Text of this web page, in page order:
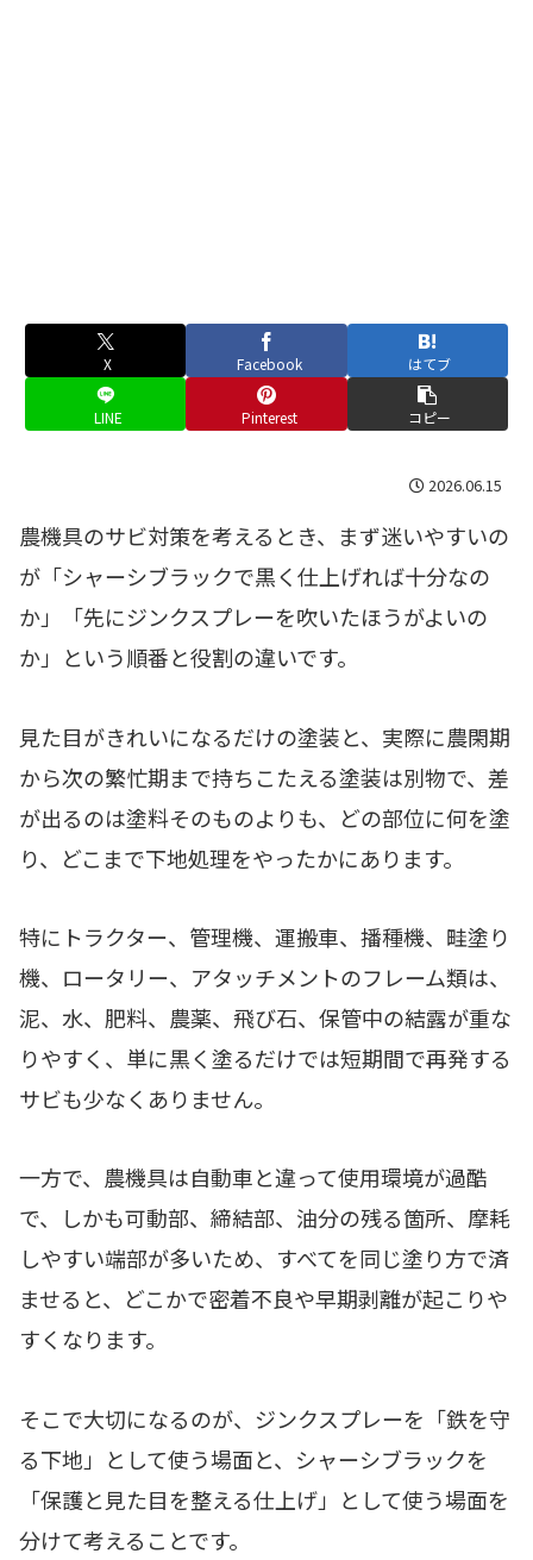
X Facebook はてブ
LINE Pinterest コピー
2026.06.15
農機具のサビ対策を考えるとき、まず迷いやすいの
が「シャーシブラックで黒く仕上げれば十分なの
か」「先にジンクスプレーを吹いたほうがよいの
か」という順番と役割の違いです。
見た目がきれいになるだけの塗装と、実際に農閑期
から次の繁忙期まで持ちこたえる塗装は別物で、差
が出るのは塗料そのものよりも、どの部位に何を塗
り、どこまで下地処理をやったかにあります。
特にトラクター、管理機、運搬車、播種機、畦塗り
機、ロータリー、アタッチメントのフレーム類は、
泥、水、肥料、農薬、飛び石、保管中の結露が重な
りやすく、単に黒く塗るだけでは短期間で再発する
サビも少なくありません。
一方で、農機具は自動車と違って使用環境が過酷
で、しかも可動部、締結部、油分の残る箇所、摩耗
しやすい端部が多いため、すべてを同じ塗り方で済
ませると、どこかで密着不良や早期剥離が起こりや
すくなります。
そこで大切になるのが、ジンクスプレーを「鉄を守
る下地」として使う場面と、シャーシブラックを
「保護と見た目を整える仕上げ」として使う場面を
分けて考えることです。